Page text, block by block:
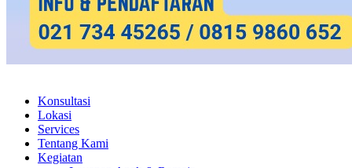
Konsultasi
Lokasi
Services
Tentang Kami
Kegiatan